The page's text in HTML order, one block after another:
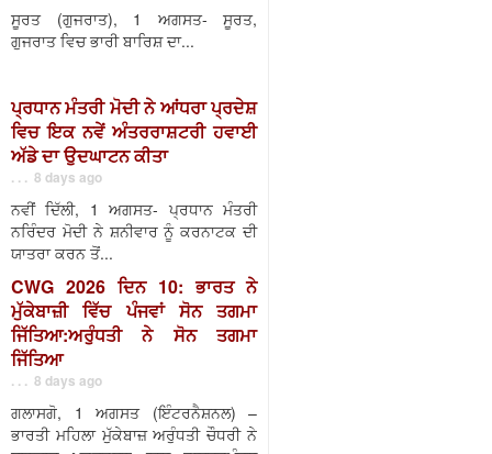
ਸੂਰਤ (ਗੁਜਰਾਤ), 1 ਅਗਸਤ- ਸੂਰਤ,
ਗੁਜਰਾਤ ਵਿਚ ਭਾਰੀ ਬਾਰਿਸ਼ ਦਾ...
ਪ੍ਰਧਾਨ ਮੰਤਰੀ ਮੋਦੀ ਨੇ ਆਂਧਰਾ ਪ੍ਰਦੇਸ਼
ਵਿਚ ਇਕ ਨਵੇਂ ਅੰਤਰਰਾਸ਼ਟਰੀ ਹਵਾਈ
ਅੱਡੇ ਦਾ ਉਦਘਾਟਨ ਕੀਤਾ
. . . 8 days ago
ਨਵੀਂ ਦਿੱਲੀ, 1 ਅਗਸਤ- ਪ੍ਰਧਾਨ ਮੰਤਰੀ
ਨਰਿੰਦਰ ਮੋਦੀ ਨੇ ਸ਼ਨੀਵਾਰ ਨੂੰ ਕਰਨਾਟਕ ਦੀ
ਯਾਤਰਾ ਕਰਨ ਤੋਂ...
CWG 2026 ਦਿਨ 10: ਭਾਰਤ ਨੇ
ਮੁੱਕੇਬਾਜ਼ੀ ਵਿੱਚ ਪੰਜਵਾਂ ਸੋਨ ਤਗਮਾ
ਜਿੱਤਿਆ:ਅਰੁੰਧਤੀ ਨੇ ਸੋਨ ਤਗਮਾ
ਜਿੱਤਿਆ
. . . 8 days ago
ਗਲਾਸਗੋ, 1 ਅਗਸਤ (ਇੰਟਰਨੈਸ਼ਨਲ) –
ਭਾਰਤੀ ਮਹਿਲਾ ਮੁੱਕੇਬਾਜ਼ ਅਰੁੰਧਤੀ ਚੌਧਰੀ ਨੇ